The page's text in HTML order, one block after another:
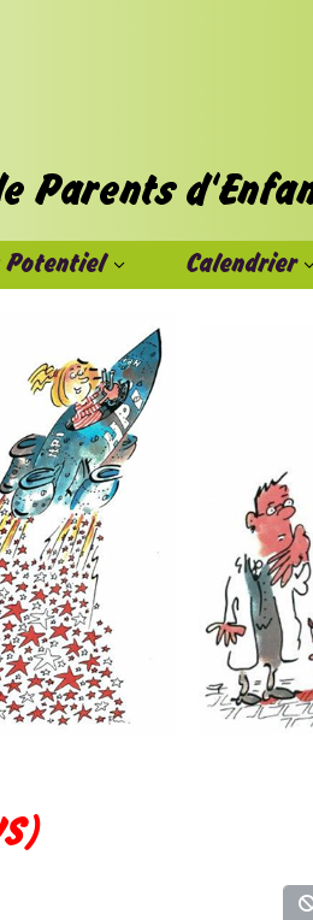
Potentiel Calendrier